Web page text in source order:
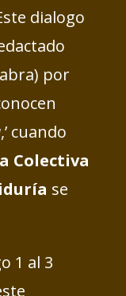
dialogo
por
,’ cuando
Colectiva
se
1 al 3